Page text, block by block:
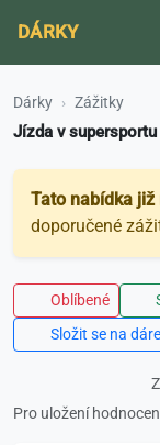
DÁRKY
Dárky Zážitky
Jízda v
Tato nabídka
doporučené
Oblíbené
Složit se na
Pro uložení